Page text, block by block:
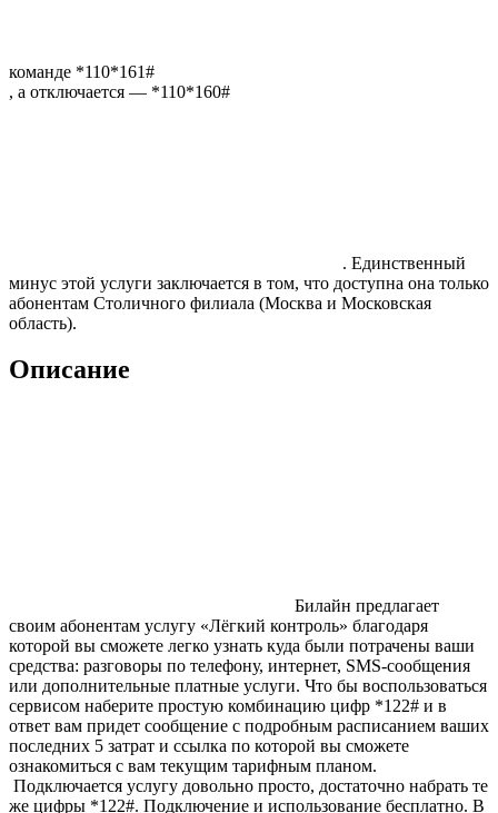
команде *110*161#
, а отключается — *110*160#
. Единственный
минус этой услуги заключается в том, что доступна она только
абонентам Столичного филиала (Москва и Московская
область).
Описание
Билайн предлагает
своим абонентам услугу «Лёгкий контроль» благодаря
которой вы сможете легко узнать куда были потрачены ваши
средства: разговоры по телефону, интернет, SMS-сообщения
или дополнительные платные услуги. Что бы воспользоваться
сервисом наберите простую комбинацию цифр *122# и в
ответ вам придет сообщение с подробным расписанием ваших
последних 5 затрат и ссылка по которой вы сможете
ознакомиться с вам текущим тарифным планом.
Подключается услугу довольно просто, достаточно набрать те
же цифры *122#. Подключение и использование бесплатно. В